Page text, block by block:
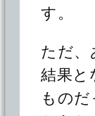
す。
ただ
結果と
もの